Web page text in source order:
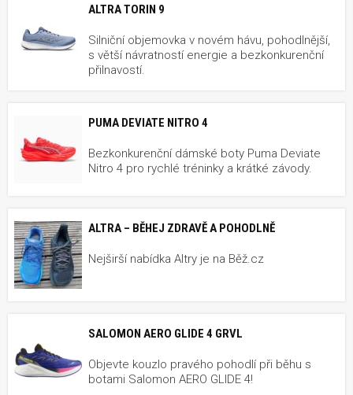
ALTRA TORIN 9
Silniční objemovka v novém hávu, pohodlnější,
s větší návratností energie a bezkonkurenční
přilnavostí.
PUMA DEVIATE NITRO 4
Bezkonkurenční dámské boty Puma Deviate
Nitro 4 pro rychlé tréninky a krátké závody.
ALTRA – BĚHEJ ZDRAVĚ A POHODLNĚ
Nejširší nabídka Altry je na Běž.cz
SALOMON AERO GLIDE 4 GRVL
Objevte kouzlo pravého pohodlí při běhu s
botami Salomon AERO GLIDE 4!